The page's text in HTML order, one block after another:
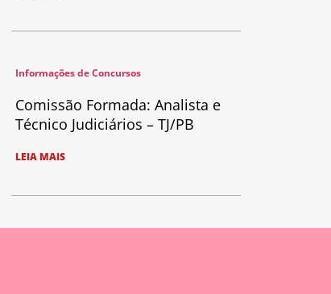
Informações de Concursos
Comissão Formada: Analista e
Técnico Judiciários – TJ/PB
LEIA MAIS